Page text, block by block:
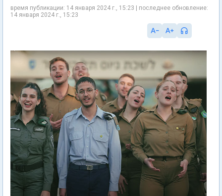
время публикации: 14 января 2024 г., 15:23 | последнее обновление:
14 января 2024 г., 15:23